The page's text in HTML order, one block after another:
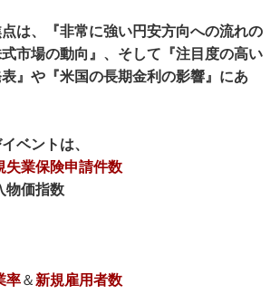
は、『非常に強い円安方向への流れの
市場の動向』、そして『注目度の高い
』や『米国の長期金利の影響』にあ
ベントは、
失業保険申請件数
物価指数
率＆新規雇用者数